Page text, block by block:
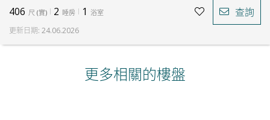
406 尺 (實) 2 睡房 1 浴室 查詢
更新日期: 24.06.2026
更多相關的樓盤